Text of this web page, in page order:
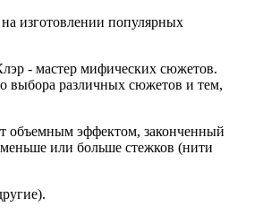
изготовлении популярных
- мастер мифических сюжетов.
выбора различных сюжетов и тем,
объемным эффектом, законченный
или больше стежков (нити